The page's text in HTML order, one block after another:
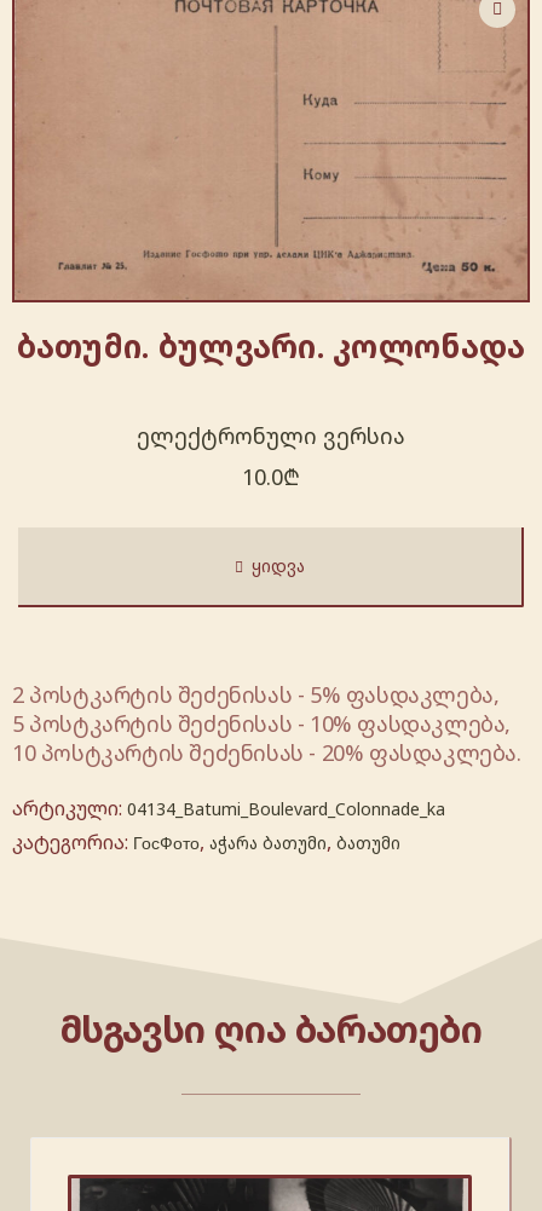
ბათუმი. ბულვარი. კოლონადა
ელექტრონული ვერსია
10.0₾
ᲧᲘᲓᲕᲐ
2 პოსტკარტის შეძენისას - 5% ფასდაკლება,
5 პოსტკარტის შეძენისას - 10% ფასდაკლება,
10 პოსტკარტის შეძენისას - 20% ფასდაკლება.
არტიკული: 04134_Batumi_Boulevard_Colonnade_ka
კატეგორია: ГосФото, აჭარა ბათუმი, ბათუმი
ᲛᲡᲒᲐᲕᲡᲘ ᲦᲘᲐ ᲑᲐᲠᲐᲗᲔᲑᲘ